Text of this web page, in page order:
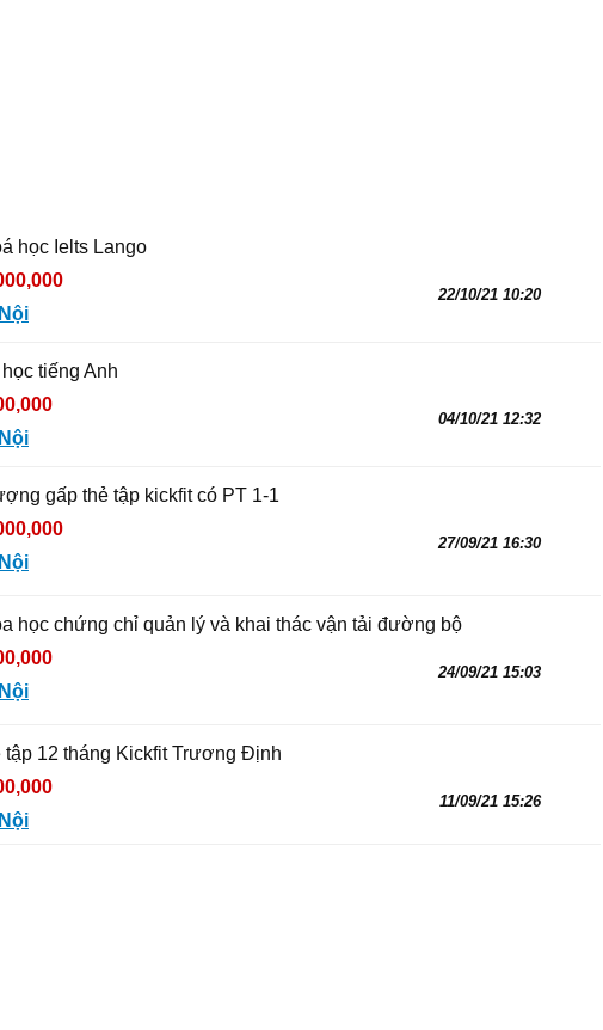
học Ielts Lango
22/10/21 10:20
tiếng Anh
04/10/21 12:32
gấp thẻ tập kickfit có PT 1-1
27/09/21 16:30
học chứng chỉ quản lý và khai thác vận tải đường bộ
24/09/21 15:03
tập 12 tháng Kickfit Trương Định
11/09/21 15:26